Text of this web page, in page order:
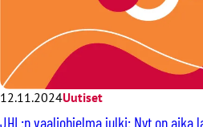
12.11.2024Uutiset
JHL:n vaaliohjelma julki: Nyt on aika